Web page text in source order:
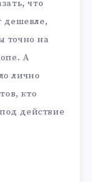
что
дешевле,
точно на
А
лично
кто
действие